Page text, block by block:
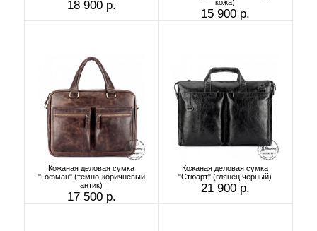
18 900 р.
кожа)
15 900 р.
Кожаная деловая сумка
"Гофман" (тёмно-коричневый
антик)
17 500 р.
Кожаная деловая сумка
"Стюарт" (глянец чёрный)
21 900 р.